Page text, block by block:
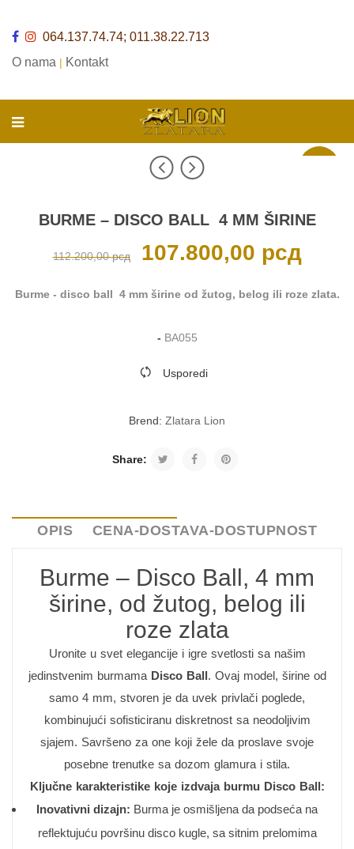
064.137.74.74; 011.38.22.713
O nama | Kontakt
BURME – DISCO BALL 4 MM ŠIRINE
112.200,00рсд
Originalna
cena
112.200,00 рсд.
107.800,00 рсдcena
je:
Burme - disco ball 4 mm širine od žutog, belog ili roze zlata.
- BA055
Usporedi
Brend: Zlatara Lion
Share:
OPIS CENA-DOSTAVA-DOSTUPNOST
Burme – Disco Ball, 4 mm
širine, od žutog, belog ili
roze zlata
Uronite u svet elegancije i igre svetlosti sa našim
jedinstvenim burmama Disco Ball. Ovaj model, širine od
samo 4 mm, stvoren je da uvek privlači poglede,
kombinujući sofisticiranu diskretnost sa neodoljivim
sjajem. Savršeno za one koji žele da proslave svoje
posebne trenutke sa dozom glamura i stila.
Ključne karakteristike koje izdvaja burmu Disco Ball:
Inovativni dizajn: Burma je osmišljena da podseća na
reflektujuću površinu disco kugle, sa sitnim prelomima